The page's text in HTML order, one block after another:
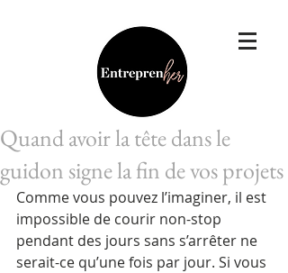
Quand avoir la tête dans le
guidon signe la fin de vos projets
Comme vous pouvez l’imaginer, il est
impossible de courir non-stop
pendant des jours sans s’arrêter ne
serait-ce qu’une fois par jour. Si vous